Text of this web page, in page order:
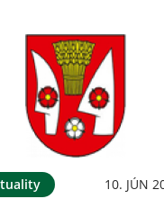
10. JÚN